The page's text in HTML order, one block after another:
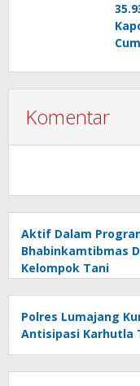
Komentar
Aktif Dalam
Bhabinkamtibmas
Kelompok Tani
Polres Lumajang
Antisipasi Karhutla